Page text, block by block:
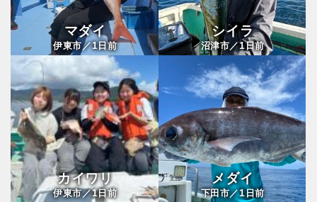
マダイ
伊東市／1日前
シイラ
沼津市／1日前
カイワリ
伊東市／1日前
メダイ
下田市／1日前